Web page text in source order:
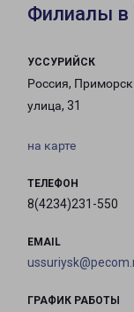
Филиалы в
УССУРИЙСК
Россия,
улица, 31
на карте
ТЕЛЕФОН
8(4234)231-550
EMAIL
ГРАФИК РАБОТЫ